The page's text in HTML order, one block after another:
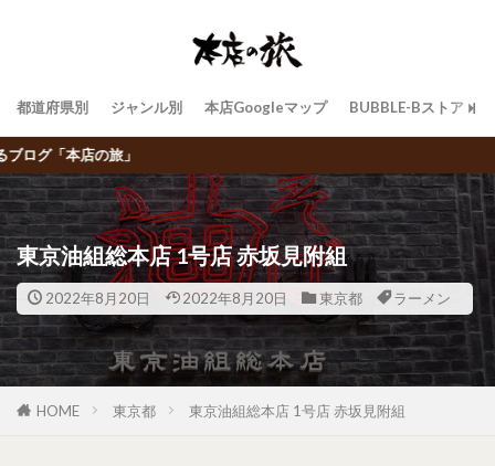
都道府県別 ジャンル別 本店Googleマップ BUBBLE-Bストア
東京油組総本店 1号店 赤坂見附組
2022年8月20日 2022年8月20日 東京都 ラーメン
HOME 東京都 東京油組総本店 1号店 赤坂見附組